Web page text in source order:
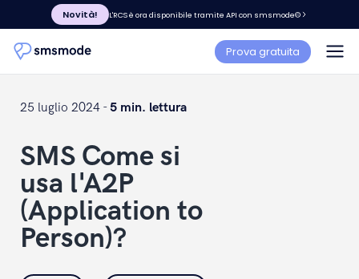
Novità! L'RCS è ora disponibile tramite API con smsmode©
Prova gratuita
25 luglio 2024 -5 min. lettura
SMS Come si
usa l'A2P
(Application to
Person)?